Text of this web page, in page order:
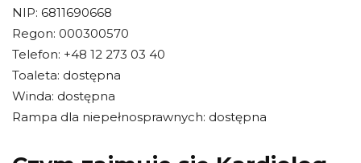
NIP: 6811690668
Regon: 000300570
Telefon: +48 12 273 03 40
Toaleta: dostępna
Winda: dostępna
Rampa dla niepełnosprawnych: dostępna